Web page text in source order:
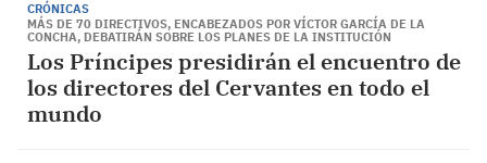
CRÓNICAS
MÁS DE 70 DIRECTIVOS, ENCABEZADOS POR VÍCTOR GARCÍA DE LA
CONCHA, DEBATIRÁN SOBRE LOS PLANES DE LA INSTITUCIÓN
Los Príncipes presidirán el encuentro de
los directores del Cervantes en todo el
mundo